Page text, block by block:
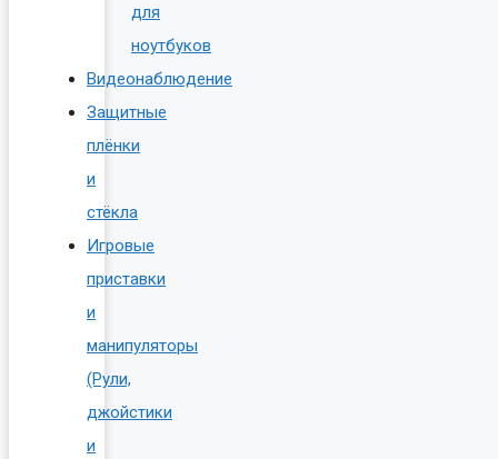
для
ноутбуков
Видеонаблюдение
Защитные
плёнки
и
стёкла
Игровые
приставки
и
манипуляторы
(Рули,
джойстики
и